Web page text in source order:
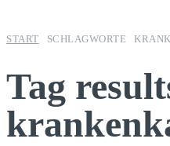
START SCHLAGWORTE
Tag